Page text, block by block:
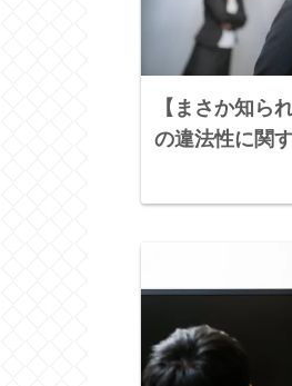
【まさか知ら
の違法性に関